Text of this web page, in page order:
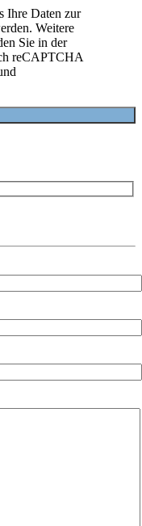
Ihre Daten zur
Weitere
Sie in der
reCAPTCHA